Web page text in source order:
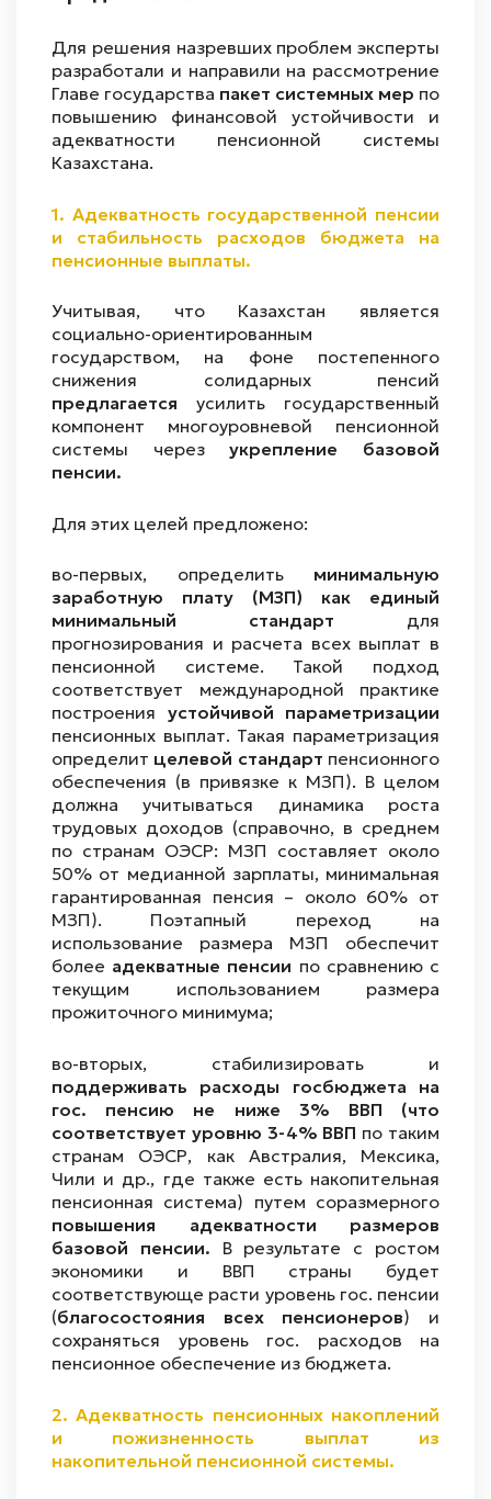
Для решения назревших проблем эксперты
разработали и направили на рассмотрение
Главе государства пакет системных мер по
повышению финансовой устойчивости и
адекватности пенсионной системы
Казахстана.
1. Адекватность государственной пенсии
и стабильность расходов бюджета на
пенсионные выплаты.
Учитывая, что Казахстан является
социально-ориентированным
государством, на фоне постепенного
снижения солидарных пенсий
предлагается усилить государственный
компонент многоуровневой пенсионной
системы черезукрепление базовой
пенсии.
Для этих целей предложено:
во-первых, определить минимальную
заработную плату (МЗП) как единый
минимальный стандарт для
прогнозирования и расчета всех выплат в
пенсионной системе. Такой подход
соответствует международной практике
построения устойчивой параметризации
пенсионных выплат. Такая параметризация
определит целевой стандарт пенсионного
обеспечения (в привязке к МЗП). В целом
должна учитываться динамика роста
трудовых доходов (справочно, в среднем
по странам ОЭСР: МЗП составляет около
50% от медианной зарплаты, минимальная
гарантированная пенсия – около 60% от
МЗП). Поэтапный переход на
использование размера МЗП обеспечит
более адекватные пенсии по сравнению с
текущим использованием размера
прожиточного минимума;
во-вторых, стабилизировать и
поддерживать расходы госбюджета на
гос. пенсию не ниже 3% ВВП (что
соответствует уровню 3-4% ВВП по таким
странам ОЭСР, как Австралия, Мексика,
Чили и др., где также есть накопительная
пенсионная система) путем соразмерного
повышения адекватности размеров
базовой пенсии. В результате с ростом
экономики и ВВП страны будет
соответствующе расти уровень гос. пенсии
(благосостояния всех пенсионеров) и
сохраняться уровень гос. расходов на
пенсионное обеспечение из бюджета.
2. Адекватность пенсионных накоплений
и пожизненность выплат из
накопительной пенсионной системы.